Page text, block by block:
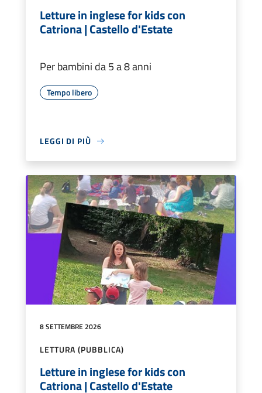
Letture in inglese for kids con
Catriona | Castello d'Estate
Per bambini da 5 a 8 anni
Tempo libero
LEGGI DI PIÙ
8 SETTEMBRE 2026
LETTURA (PUBBLICA)
Letture in inglese for kids con
Catriona | Castello d'Estate